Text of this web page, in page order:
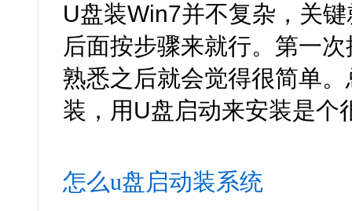
U盘装Win7并不复杂，关
后面按步骤来就行。第一
熟悉之后就会觉得很简单
装，用U盘启动来安装是个
怎么u盘启动装系统